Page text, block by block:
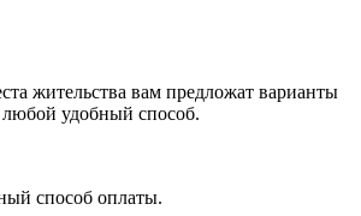
жительства вам предложат варианты
удобный способ.
способ оплаты.